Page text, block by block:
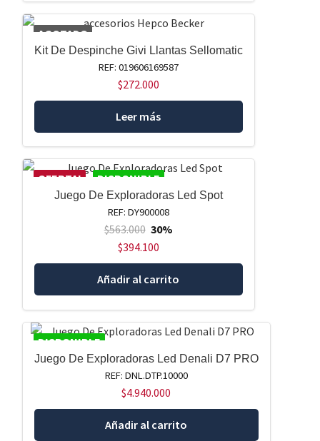
AGOTADO
Kit De Despinche Givi Llantas Sellomatic
REF: 019606169587
$272.000
Leer más
OFERTA! DISPONIBLE
Juego De Exploradoras Led Spot
REF: DY900008
$563.000 30%
$394.100
Añadir al carrito
DISPONIBLE
Juego De Exploradoras Led Denali D7 PRO
REF: DNL.DTP.10000
$4.940.000
Añadir al carrito